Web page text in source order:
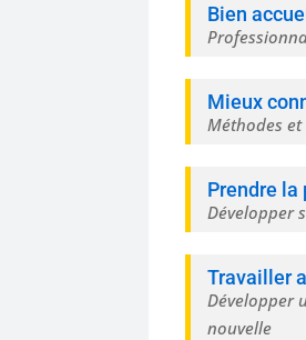
Bien
Mieux
Méthodes
Prendre la
Développer
Travailler
Développer
nouvelle